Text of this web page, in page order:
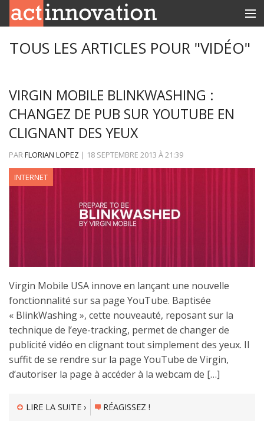
CONTACT
TOUS LES ARTICLES POUR "VIDÉO"
VIRGIN MOBILE BLINKWASHING :
CHANGEZ DE PUB SUR YOUTUBE EN
CLIGNANT DES YEUX
PARFLORIAN LOPEZ | 18 SEPTEMBRE 2013 À21:39
INTERNET
Virgin Mobile USA innove en lançant une nouvelle
fonctionnalité sur sa page YouTube. Baptisée
« BlinkWashing », cette nouveauté, reposant sur la
technique de l’eye-tracking, permet de changer de
publicité vidéo en clignant tout simplement des yeux. Il
suffit de se rendre sur la page YouTube de Virgin,
d’autoriser la page à accéder à la webcam de […]
LIRE LA SUITE › RÉAGISSEZ !